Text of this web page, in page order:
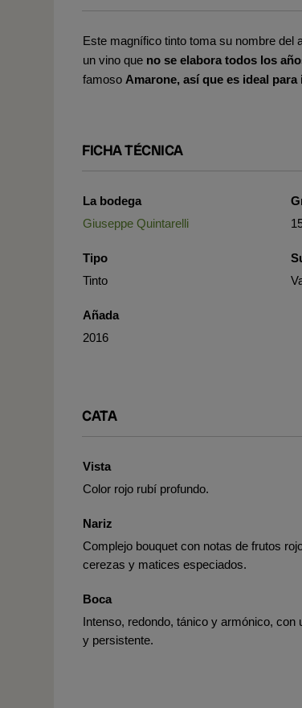
Este magnífico tinto toma su nombre del
un vino que no se elabora todos los
famoso Amarone, así que es ideal para
FICHA TÉCNICA
La bodega
Giuseppe Quintarelli
Tipo
Tinto
Añada
2016
CATA
Vista
Color rojo rubí profundo.
Nariz
Complejo bouquet con notas de frutos
cerezas y matices especiados.
Boca
Intenso, redondo, tánico y armónico, con
y persistente.